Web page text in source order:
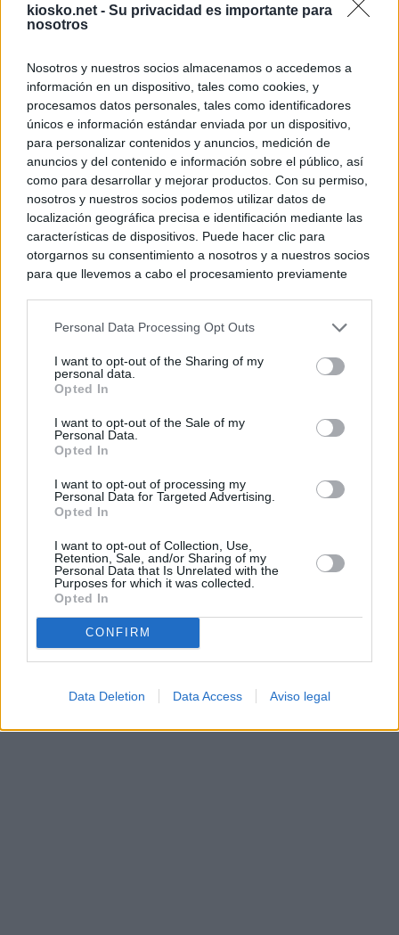
kiosko.net - Su privacidad es importante para
nosotros
Nosotros y nuestros socios almacenamos o accedemos a
información en un dispositivo, tales como cookies, y
procesamos datos personales, tales como identificadores
únicos e información estándar enviada por un dispositivo,
para personalizar contenidos y anuncios, medición de
anuncios y del contenido e información sobre el público, así
como para desarrollar y mejorar productos. Con su permiso,
nosotros y nuestros socios podemos utilizar datos de
localización geográfica precisa e identificación mediante las
características de dispositivos. Puede hacer clic para
otorgarnos su consentimiento a nosotros y a nuestros socios
para que llevemos a cabo el procesamiento previamente
negar su consentimiento. Tenga en cuenta que algún
de su consentimiento, pero usted tiene el derecho de
rechazar tal procesamiento. Sus preferencias se aplicarán
cualquier momento entrando de nuevo en este sitio web o
visitando nuestra política de privacidad.
Personal Data Processing Opt Outs
I want to opt-out of the Sharing of my
personal data.
Opted In
I want to opt-out of the Sale of my
Personal Data.
Opted In
I want to opt-out of processing my
Personal Data for Targeted Advertising.
Opted In
I want to opt-out of Collection, Use,
Retention, Sale, and/or Sharing of my
Personal Data that Is Unrelated with the
Purposes for which it was collected.
Opted In
CONFIRM
Data Deletion Data Access Aviso legal